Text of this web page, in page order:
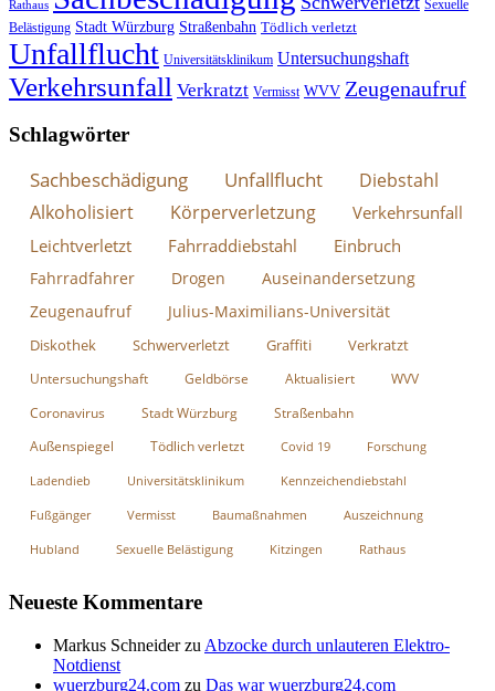
Rathaus
Sexuelle
Belästigung Stadt Würzburg Straßenbahn Tödlich verletzt
Unfallflucht Universitätsklinikum Untersuchungshaft
Verkehrsunfall Verkratzt Vermisst WVV Zeugenaufruf
Schlagwörter
Sachbeschädigung Unfallflucht
Diebstahl
Alkoholisiert
Körperverletzung Verkehrsunfall
Leichtverletzt Fahrraddiebstahl Einbruch
Fahrradfahrer Drogen
Auseinandersetzung
Zeugenaufruf
Julius-Maximilians-Universität
Diskothek Schwerverletzt Graffiti Verkratzt
Untersuchungshaft Geldbörse Aktualisiert
WVV
Coronavirus
Stadt Würzburg Straßenbahn
Außenspiegel Tödlich verletzt Covid 19 Forschung
Ladendieb Universitätsklinikum Kennzeichendiebstahl
Fußgänger Vermisst Baumaßnahmen Auszeichnung
Hubland Sexuelle Belästigung Kitzingen Rathaus
Neueste Kommentare
Markus Schneiderzu Abzocke durch unlauteren Elektro-
Notdienst
wuerzburg24.com zu Das war wuerzburg24.com